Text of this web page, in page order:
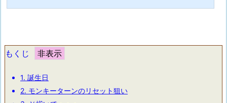
もくじ
1. 誕生日
2. モンキーターンのリセット狙い